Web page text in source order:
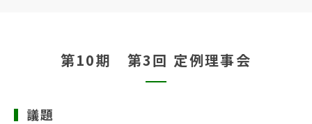
第10期 第3回 定例理事会
議題